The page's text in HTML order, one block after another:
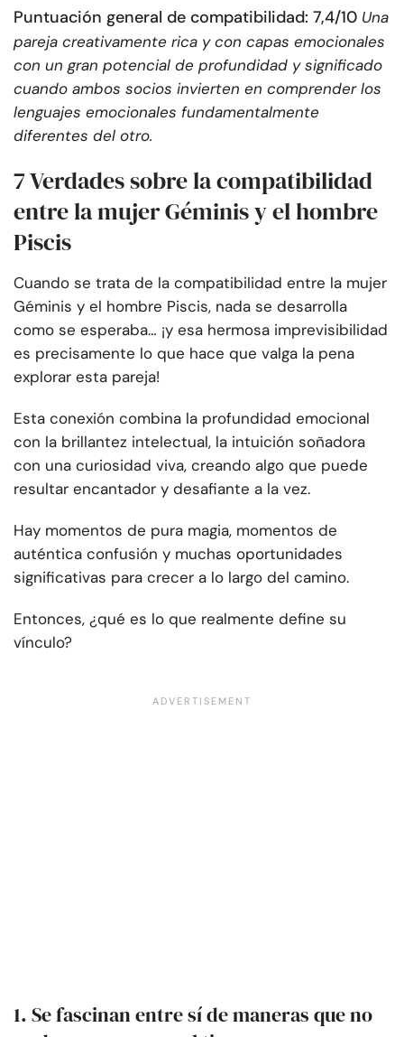
Puntuación general de compatibilidad: 7,4/10 Una
pareja creativamente rica y con capas emocionales
con un gran potencial de profundidad y significado
cuando ambos socios invierten en comprender los
lenguajes emocionales fundamentalmente
diferentes del otro.
7 Verdades sobre la compatibilidad
entre la mujer Géminis y el hombre
Piscis
Cuando se trata de la compatibilidad entre la mujer
Géminis y el hombre Piscis, nada se desarrolla
como se esperaba… ¡y esa hermosa imprevisibilidad
es precisamente lo que hace que valga la pena
explorar esta pareja!
Esta conexión combina la profundidad emocional
con la brillantez intelectual, la intuición soñadora
con una curiosidad viva, creando algo que puede
resultar encantador y desafiante a la vez.
Hay momentos de pura magia, momentos de
auténtica confusión y muchas oportunidades
significativas para crecer a lo largo del camino.
Entonces, ¿qué es lo que realmente define su
vínculo?
1. Se fascinan entre sí de maneras que no